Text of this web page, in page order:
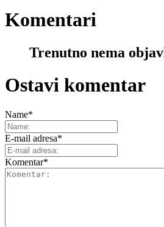
Komentari
Trenutno nema
Ostavi komentar
Name*
E-mail adresa*
Komentar*